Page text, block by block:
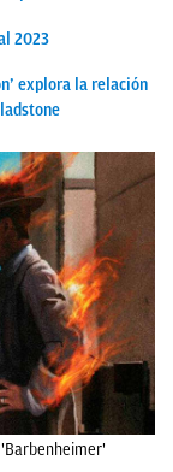
2023
explora la relación